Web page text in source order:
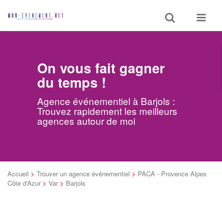
Toggle
search
Toggle
On vous fait gagner
du temps !
Agence événementiel à Barjols :
Trouvez rapidement les meilleurs
agences autour de moi
Accueil > Trouver un agence événementiel > PACA - Provence Alpes
Côte d'Azur > Var > Barjols